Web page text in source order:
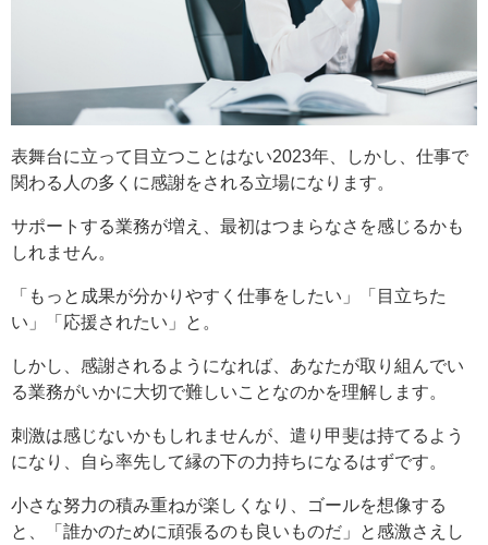
表舞台に立って目立つことはない2023年、しかし、仕事で
関わる人の多くに感謝をされる立場になります。
サポートする業務が増え、最初はつまらなさを感じるかも
しれません。
「もっと成果が分かりやすく仕事をしたい」「目立ちた
い」「応援されたい」と。
しかし、感謝されるようになれば、あなたが取り組んでい
る業務がいかに大切で難しいことなのかを理解します。
刺激は感じないかもしれませんが、遣り甲斐は持てるよう
になり、自ら率先して縁の下の力持ちになるはずです。
小さな努力の積み重ねが楽しくなり、ゴールを想像する
と、「誰かのために頑張るのも良いものだ」と感激さえし